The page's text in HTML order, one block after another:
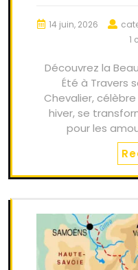
14 juin, 2026
1
Découvrez la
Été à Travers
Chevalier,
hiver, se
pour les